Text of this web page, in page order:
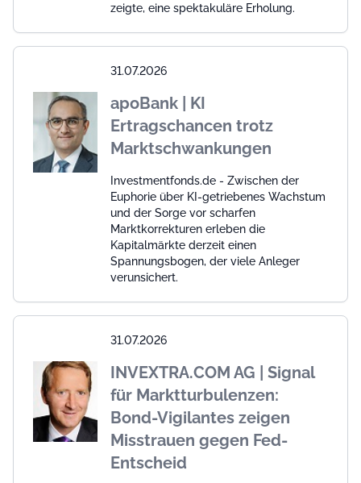
zeigte, eine spektakuläre Erholung.
31.07.2026
apoBank | KI
Ertragschancen trotz
Marktschwankungen
Investmentfonds.de - Zwischen der
Euphorie über KI-getriebenes Wachstum
und der Sorge vor scharfen
Marktkorrekturen erleben die
Kapitalmärkte derzeit einen
Spannungsbogen, der viele Anleger
verunsichert.
31.07.2026
INVEXTRA.COM AG | Signal
für Marktturbulenzen:
Bond-Vigilantes zeigen
Misstrauen gegen Fed-
Entscheid